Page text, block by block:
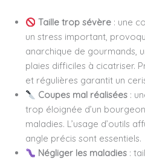
Taille trop sévère : une
un stress important,
anarchique de gourmands,
plaies difficiles à cicatriser.
et régulières garantit un
Coupes mal réalisées :
trop éloignée d’un
maladies. L’usage d’outils
angle précis sont essentiels.
Négliger les maladies :